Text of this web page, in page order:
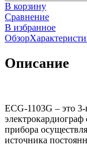
В корзину
Сравнение
В избранное
Обзор
Описание
ECG-1103G – это
прибора
источника